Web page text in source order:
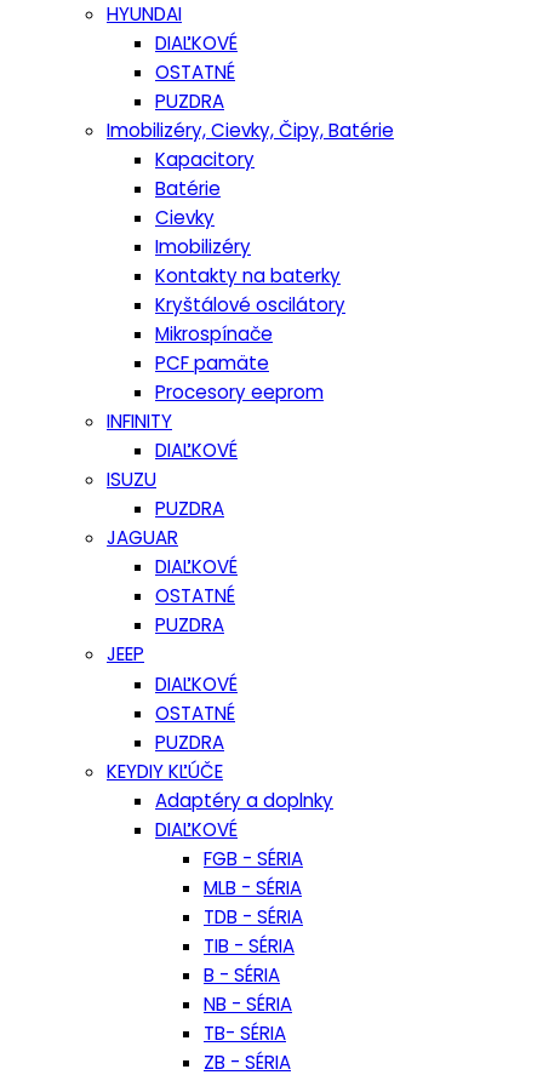
HYUNDAI
DIAĽKOVÉ
OSTATNÉ
PUZDRA
Imobilizéry, Cievky, Čipy, Batérie
Kapacitory
Batérie
Cievky
Imobilizéry
Kontakty na baterky
Kryštálové oscilátory
Mikrospínače
PCF pamäte
Procesory eeprom
INFINITY
DIAĽKOVÉ
ISUZU
PUZDRA
JAGUAR
DIAĽKOVÉ
OSTATNÉ
PUZDRA
JEEP
DIAĽKOVÉ
OSTATNÉ
PUZDRA
KEYDIY KĽÚČE
Adaptéry a doplnky
DIAĽKOVÉ
FGB - SÉRIA
MLB - SÉRIA
TDB - SÉRIA
TIB - SÉRIA
B - SÉRIA
NB - SÉRIA
TB- SÉRIA
ZB - SÉRIA